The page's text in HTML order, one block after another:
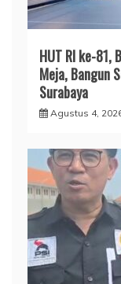
HUT RI ke-81,
Meja, Bangun
Surabaya
Agustus 4,